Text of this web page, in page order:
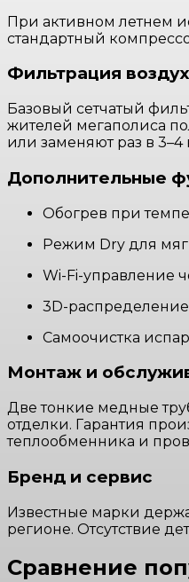
При активном летнем
стандартный
Фильтрация
Базовый сетчатый
жителей мегаполиса
или заменяют раз в 3–4
Дополнительные
Обогрев при
Режим Dry для
Wi-Fi-управление
3D-
Самоочистка
Монтаж и
Две тонкие медные
отделки. Гарантия
теплообменника и
Бренд и сервис
Известные марки
регионе. Отсутствие
Сравнение